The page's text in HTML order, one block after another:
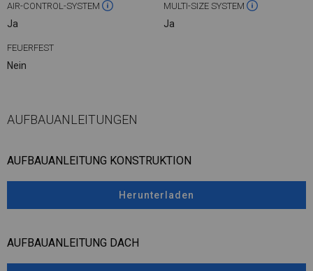
AIR-CONTROL-SYSTEM
Ja
MULTI-SIZE SYSTEM
Ja
FEUERFEST
Nein
AUFBAUANLEITUNGEN
AUFBAUANLEITUNG KONSTRUKTION
Herunterladen
AUFBAUANLEITUNG DACH